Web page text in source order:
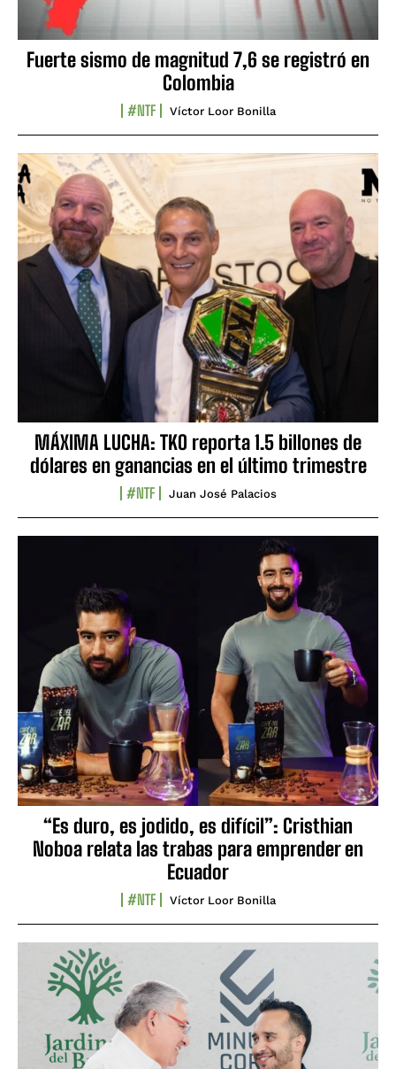
Fuerte sismo de magnitud 7,6 se registró en
Colombia
#NTF Víctor Loor Bonilla
MÁXIMA LUCHA: TKO reporta 1.5 billones de
dólares en ganancias en el último trimestre
#NTF Juan José Palacios
“Es duro, es jodido, es difícil”: Cristhian
Noboa relata las trabas para emprender en
Ecuador
#NTF Víctor Loor Bonilla